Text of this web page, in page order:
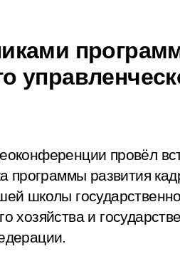
провёл
программы развития
школы
хозяйства и